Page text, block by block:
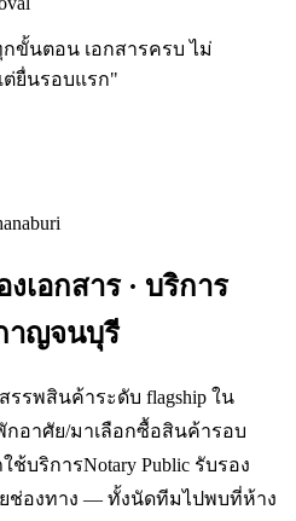
ขั้นตอน เอกสารครบ ไม่
ต่ยื่นรอบแรก"
งเอกสาร· บริการ
าญจนบุรี
รพสินค้าระดับ flagship ใน
กอาศัย/มาเลือกซื้อสินค้ารอบ
บริการNotary Public รับรอง
ช่องทาง — ทั้งนัดทีมไปพบที่ห้าง